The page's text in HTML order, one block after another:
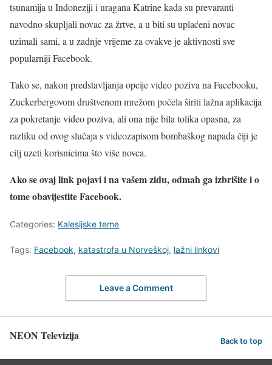
tsunamija u Indoneziji i uragana Katrine kada su prevaranti
navodno skupljali novac za žrtve, a u biti su uplaćeni novac
uzimali sami, a u zadnje vrijeme za ovakve je aktivnosti sve
popularniji Facebook.
Tako se, nakon predstavljanja opcije video poziva na Facebooku,
Zuckerbergovom društvenom mrežom počela širiti lažna aplikacija
za pokretanje video poziva, ali ona nije bila tolika opasna, za
razliku od ovog slučaja s videozapisom bombaškog napada čiji je
cilj uzeti korisnicima što više novca.
Ako se ovaj link pojavi i na vašem zidu, odmah ga izbrišite i o
tome obavijestite Facebook.
Categories: Kalesijske teme
Tags: Facebook, katastrofa u Norveškoj, lažni linkovi
Leave a Comment
NEON Televizija Back to top